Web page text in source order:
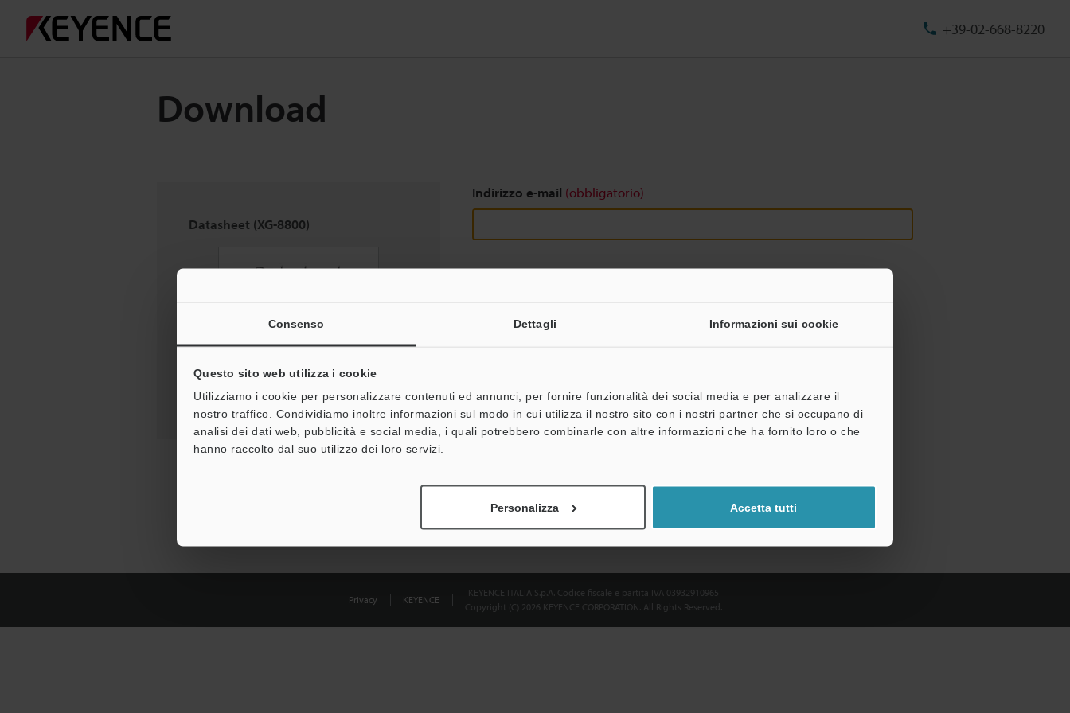
Consenso Dettagli Informazioni sui cookie
Questo sito web utilizza i cookie
Utilizziamo i cookie per personalizzare contenuti ed annunci, per fornire funzionalità dei social media e per analizzare il
nostro traffico. Condividiamo inoltre informazioni sul modo in cui utilizza il nostro sito con i nostri partner che si occupano di
analisi dei dati web, pubblicità e social media, i quali potrebbero combinarle con altre informazioni che ha fornito loro o che
hanno raccolto dal suo utilizzo dei loro servizi.
Personalizza Accetta tutti
+39-02-668-8220
Download
Datasheet (XG-8800)
Indirizzo e-mail (obbligatorio)
Privacy KEYENCE
KEYENCE ITALIA S.p.A. Codice fiscale e partita IVA 03932910965
Copyright (C) 2026 KEYENCE CORPORATION. All Rights Reserved.